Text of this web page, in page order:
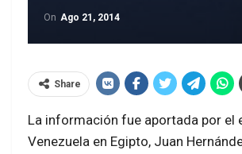
On Ago 21, 2014
Share
La información fue aportada por el
Venezuela en Egipto, Juan